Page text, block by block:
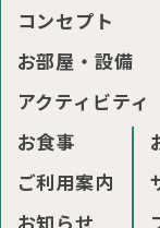
コンセプト
お部屋・設備
アクティビティ
お食事
ご利用案内
お知らせ